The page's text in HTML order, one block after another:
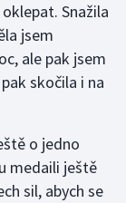
Snažila
jsem
ale pak jsem
skočila i na
o jedno
medaili ještě
sil, abych se